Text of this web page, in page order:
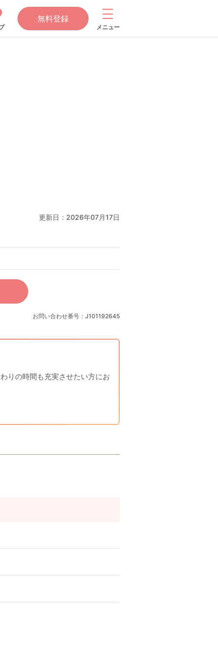
無料登録
メニュー
更新日： 2026年07月17日
お問い合わせ番号：J101192645
りの時間も充実させたい方にお